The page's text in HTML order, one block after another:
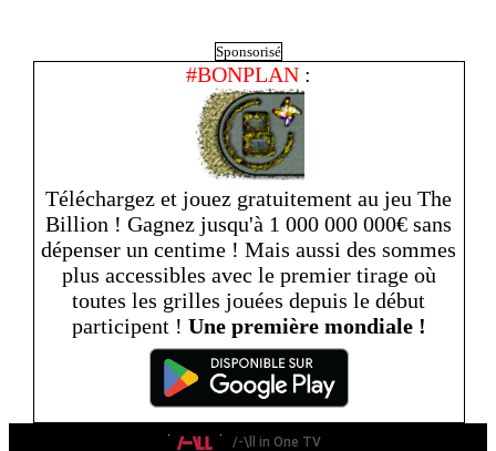
Sponsorisé
#BONPLAN :
Téléchargez et jouez gratuitement au jeu The
Billion ! Gagnez jusqu'à 1 000 000 000€ sans
dépenser un centime ! Mais aussi des sommes
plus accessibles avec le premier tirage où
toutes les grilles jouées depuis le début
participent ! Une première mondiale !